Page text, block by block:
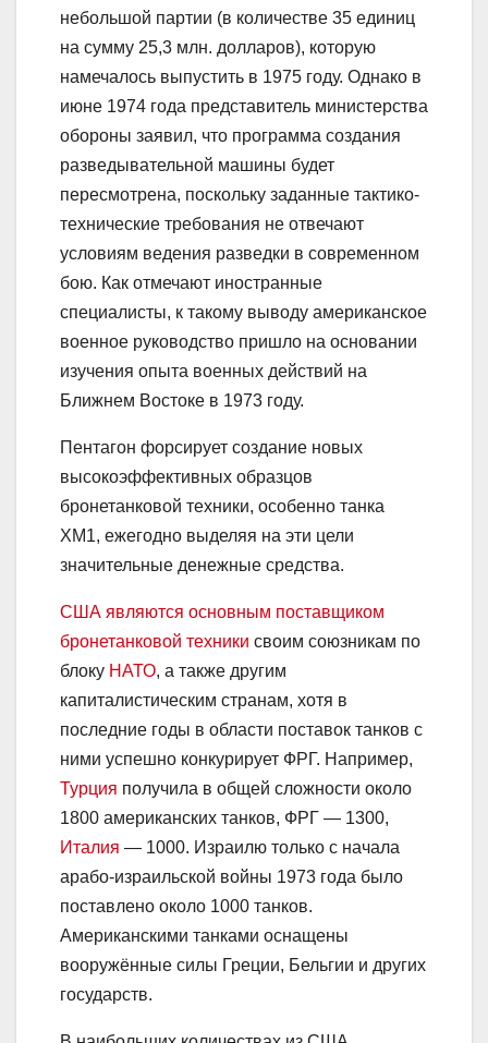
небольшой партии (в количестве 35 единиц
на сумму 25,3 млн. долларов), которую
намечалось выпустить в 1975 году. Однако в
июне 1974 года представитель министерства
обороны заявил, что программа создания
разведывательной машины будет
пересмотрена, поскольку заданные тактико-
технические требования не отвечают
условиям ведения разведки в современном
бою. Как отмечают иностранные
специалисты, к такому выводу американское
военное руководство пришло на основании
изучения опыта военных действий на
Ближнем Востоке в 1973 году.
Пентагон форсирует создание новых
высокоэффективных образцов
бронетанковой техники, особенно танка
ХМ1, ежегодно выделяя на эти цели
значительные денежные средства.
США являются основным поставщиком
бронетанковой техники своим союзникам по
блоку НАТО, а также другим
капиталистическим странам, хотя в
последние годы в области поставок танков с
ними успешно конкурирует ФРГ. Например,
Турция получила в общей сложности около
1800 американских танков, ФРГ — 1300,
Италия — 1000. Израилю только с начала
арабо-израильской войны 1973 года было
поставлено около 1000 танков.
Американскими танками оснащены
вооружённые силы Греции, Бельгии и других
государств.